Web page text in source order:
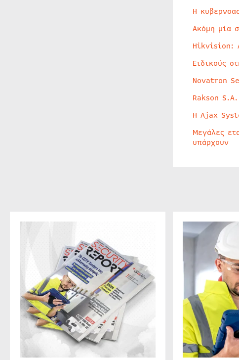
Η
Ακόμη μία
Hikvision:
Ειδικούς
Novatron
Rakson
Η Ajax
Μεγάλες
υπάρχουν